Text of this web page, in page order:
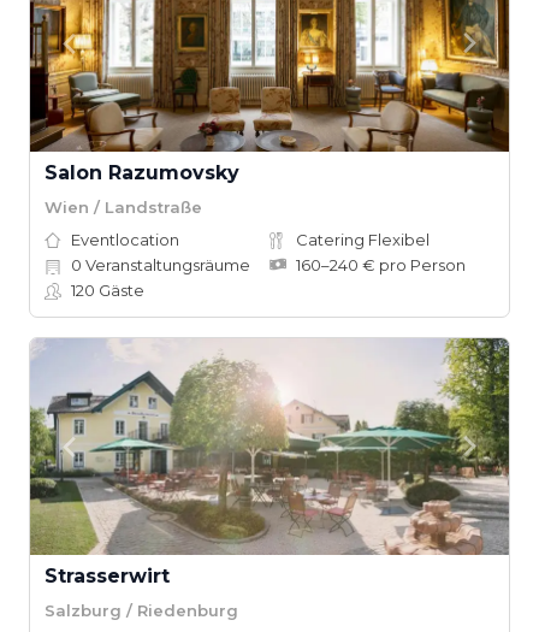
Salon Razumovsky
Wien / Landstraße
Eventlocation
Catering Flexibel
0 Veranstaltungsräume
160–240 € pro Person
120 Gäste
Strasserwirt
Salzburg / Riedenburg